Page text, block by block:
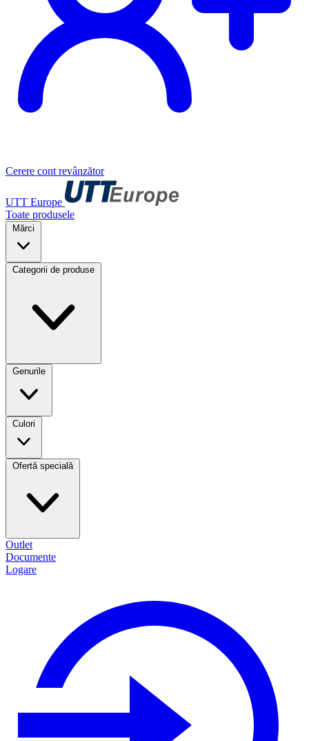
Cerere cont revânzător
UTT Europe
Toate produsele
Mărci
Categorii de produse
Genurile
Culori
Ofertă specială
Outlet
Documente
Logare